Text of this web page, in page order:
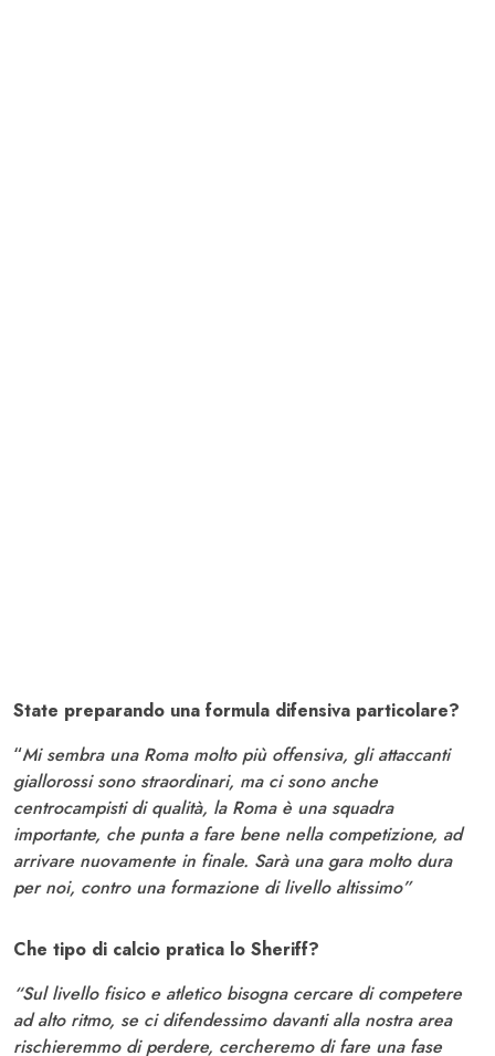
State preparando una formula difensiva particolare?
“Mi sembra una Roma molto più offensiva, gli attaccanti
giallorossi sono straordinari, ma ci sono anche
centrocampisti di qualità, la Roma è una squadra
importante, che punta a fare bene nella competizione, ad
arrivare nuovamente in finale. Sarà una gara molto dura
per noi, contro una formazione di livello altissimo”
Che tipo di calcio pratica lo Sheriff?
“Sul livello fisico e atletico bisogna cercare di competere
ad alto ritmo, se ci difendessimo davanti alla nostra area
rischieremmo di perdere, cercheremo di fare una fase